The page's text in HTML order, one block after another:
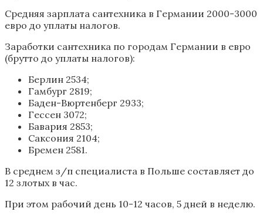
Средняя зарплата сантехника в Германии 2000-3000
евро до уплаты налогов.
Заработки сантехника по городам Германии в евро
(брутто до уплаты налогов):
Берлин 2534;
Гамбург 2819;
Баден-Вюртенберг 2933;
Гессен 3072;
Бавария 2853;
Саксония 2104;
Бремен 2581.
В среднем з/п специалиста в Польше составляет до
12 злотых в час.
При этом рабочий день 10-12 часов, 5 дней в неделю.